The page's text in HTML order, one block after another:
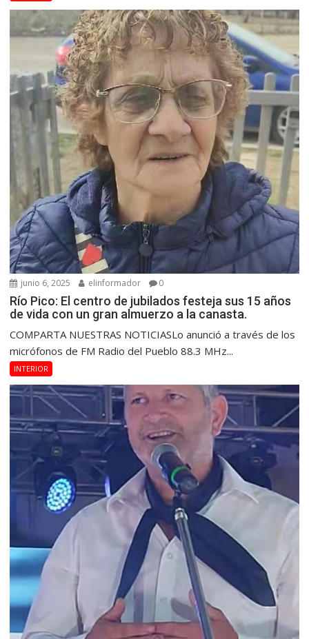
junio 6, 2025 elinformador 0
Río Pico: El centro de jubilados festeja sus 15 años
de vida con un gran almuerzo a la canasta.
COMPARTA NUESTRAS NOTICIASLo anunció a través de los
micrófonos de FM Radio del Pueblo 88.3 MHz...
INTERIOR